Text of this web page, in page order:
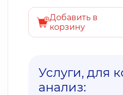
Добавить в
корзину
Услуги, для
анализ: